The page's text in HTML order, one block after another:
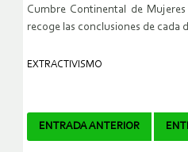
Cumbre Continental de
recoge las conclusiones de cada
EXTRACTIVISMO
Navegador
ENTRADA ANTERIOR